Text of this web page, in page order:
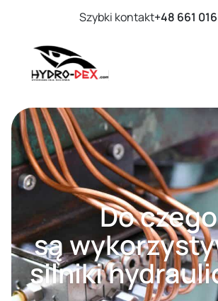
Szybki kontakt+48 661
Do czego
są
silniki